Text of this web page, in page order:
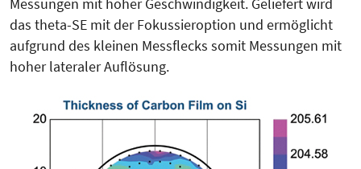
Messungen mit hoher Geschwindigkeit. Geliefert wird
das theta-SE mit der Fokussieroption und ermöglicht
aufgrund des kleinen Messflecks somit Messungen mit
hoher lateraler Auflösung.